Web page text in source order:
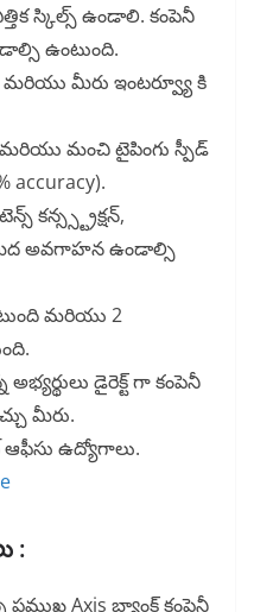
స్కిల్స్ ఉండాలి. కంపెనీ
ఉంటుంది.
మరియు మీరు ఇంటర్వ్యూ కి
మంచి టైపింగు స్పీడ్
accuracy).
కన్స్స్ట్రక్షన్,
మీద అవగాహన ఉండాల్సి
మరియు 2
డైరెక్ట్ గా కంపెనీ
మీరు.
ఆఫీసు ఉద్యోగాలు.
:
Axis బ్యాంక్ కంపెనీ